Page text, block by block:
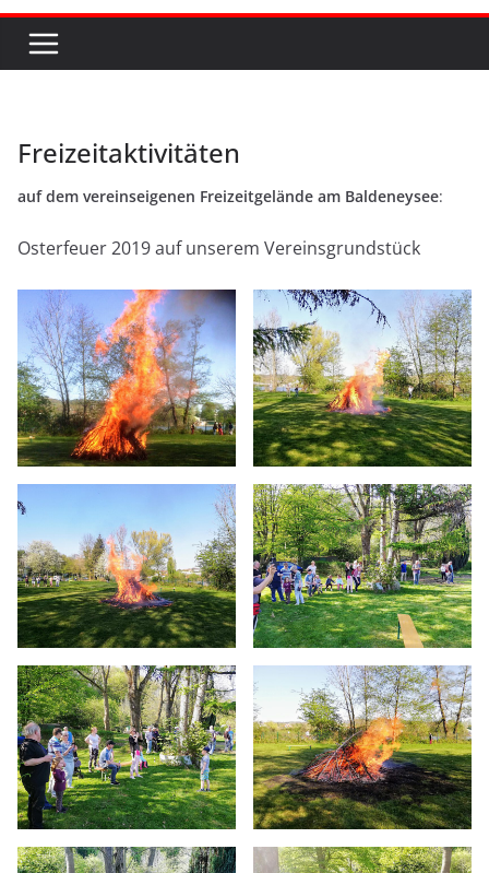
Freizeitaktivitäten
auf dem vereinseigenen Freizeitgelände am Baldeneysee:
Osterfeuer 2019 auf unserem Vereinsgrundstück